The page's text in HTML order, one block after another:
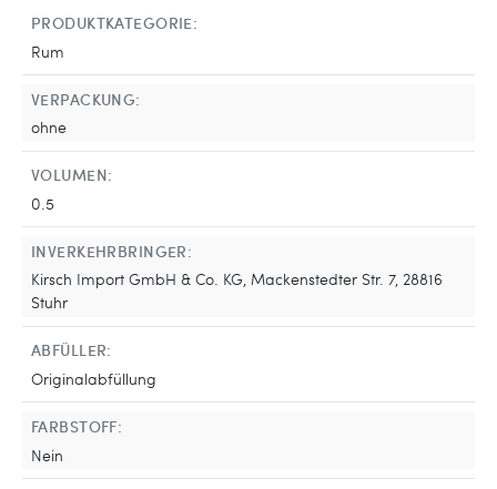
PRODUKTKATEGORIE:
Rum
VERPACKUNG:
ohne
VOLUMEN:
0.5
INVERKEHRBRINGER:
Kirsch Import GmbH & Co. KG, Mackenstedter Str. 7, 28816
Stuhr
ABFÜLLER:
Originalabfüllung
FARBSTOFF:
Nein